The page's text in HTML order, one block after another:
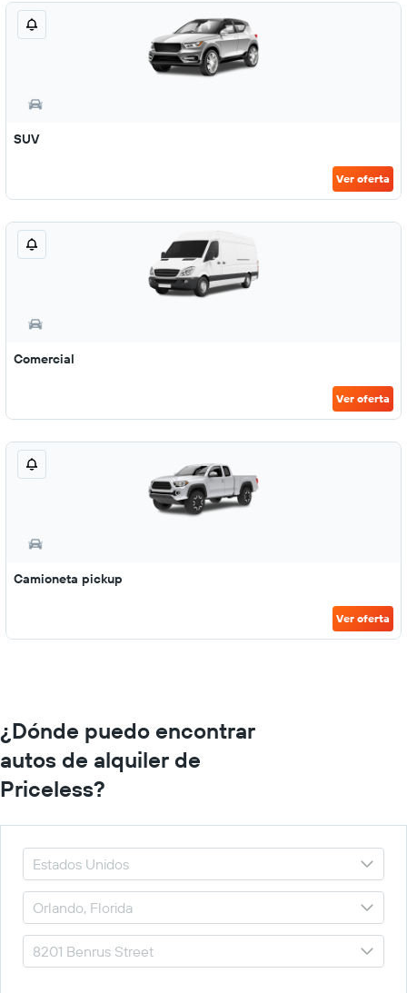
SUV
Ver oferta
Comercial
Ver oferta
Camioneta pickup
Ver oferta
¿Dónde puedo encontrar
autos de alquiler de
Priceless?